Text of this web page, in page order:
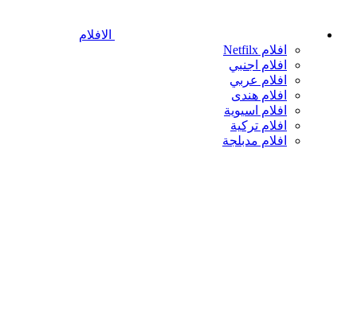
الافلام
افلام Netfilx
افلام اجنبي
افلام عربي
افلام هندى
افلام اسيوية
افلام تركية
افلام مدبلجة